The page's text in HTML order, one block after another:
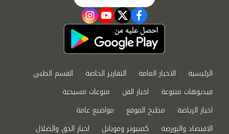
facebook
twitter
youtube
instagram
الرئيسية الاخبار العامة التقارير الخاصة
القسم الطبي
فيديوهات متنوعة
اخبار الفن
منوعات مسيحية
اخبار الرياضة
مطبخ الموقع
مواضيع عامة
الاقتصاد والبورصة
كمبيوتر وموبايل اخبار الحق والضلال